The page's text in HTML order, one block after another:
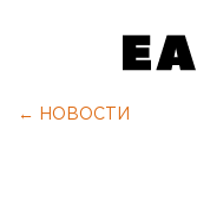
← НОВОСТИ